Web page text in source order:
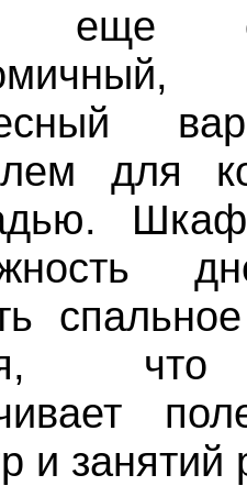
еще
для
что
и занятий